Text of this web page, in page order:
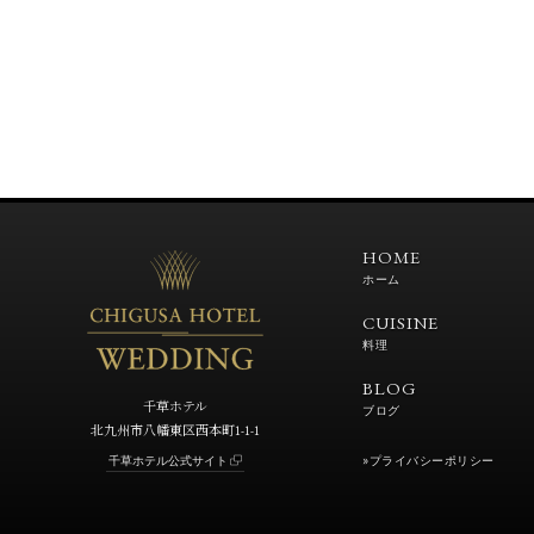
千草ホテル
北九州市八幡東区西本町1-1-1
千草ホテル公式サイト
HOME
ホーム
CUISINE
料理
BLOG
ブログ
»プライバシーポリシー